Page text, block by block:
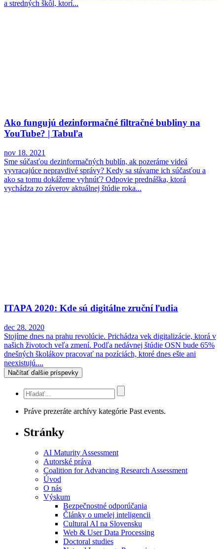
a stredných škôl, ktorí...
Ako fungujú dezinformačné filtračné bubliny na
YouTube? | Tabuľa
nov 18. 2021
Sme súčasťou dezinformačných bublín, ak pozeráme videá
vyvracajúce nepravdivé správy? Kedy sa stávame ich súčasťou a
ako sa tomu dokážeme vyhnúť? Odpovie prednáška, ktorá
vychádza zo záverov aktuálnej štúdie roka...
ITAPA 2020: Kde sú digitálne zruční ľudia
dec 28. 2020
Stojíme dnes na prahu revolúcie. Prichádza vek digitalizácie, ktorá v
našich životoch veľa zmení. Podľa nedávnej štúdie OSN bude 65%
dnešných školákov pracovať na pozíciách, ktoré dnes ešte ani
neexistujú....
Načítať ďalšie príspevky
Práve prezeráte archívy kategórie Past events.
Stránky
AI Maturity Assessment
Autorské práva
Coalition for Advancing Research Assessment
Úvod
O nás
Výskum
Bezpečnostné odporúčania
Články o umelej inteligencii
Cultural AI na Slovensku
Web & User Data Processing
Doctoral studies